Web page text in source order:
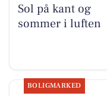
Sol på kant og
sommer i luften
BOLIGMARKED